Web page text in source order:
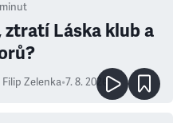
ztratí Láska klub a
Filip Zelenka•7. 8. 2026